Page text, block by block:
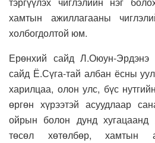
хамтын ажиллагааны
холбогдолтой юм.
Ерөнхий сайд Л.Оюун-
сайд Ё.Сүга-тай албан ёсны
харилцаа, олон улс, бүс
өргөн хүрээтэй асуудлаар
ойрын болон дунд хугацаанд
төсөл хөтөлбөр, хамтын